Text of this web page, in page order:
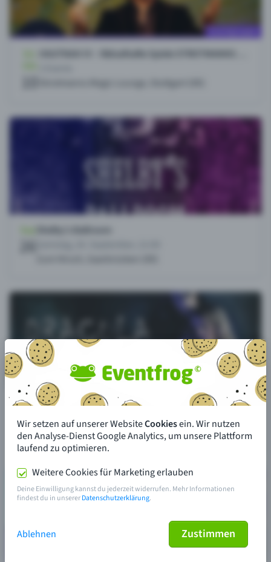
Wir setzen auf unserer WebsiteCookiesein. Wir nutzen
den Analyse-Dienst Google Analytics, um unsere Plattform
laufend zu optimieren.
Weitere Cookies für Marketing erlauben
Deine Einwilligung kannst du jederzeit widerrufen. Mehr Informationen
findest du in unsererDatenschutzerklärung.
Ablehnen Zustimmen